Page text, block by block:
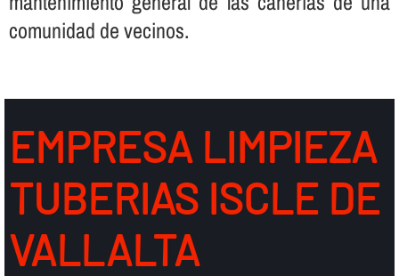
comunidad de vecinos.
EMPRESA LIMPIEZA
TUBERIAS ISCLE DE
VALLALTA